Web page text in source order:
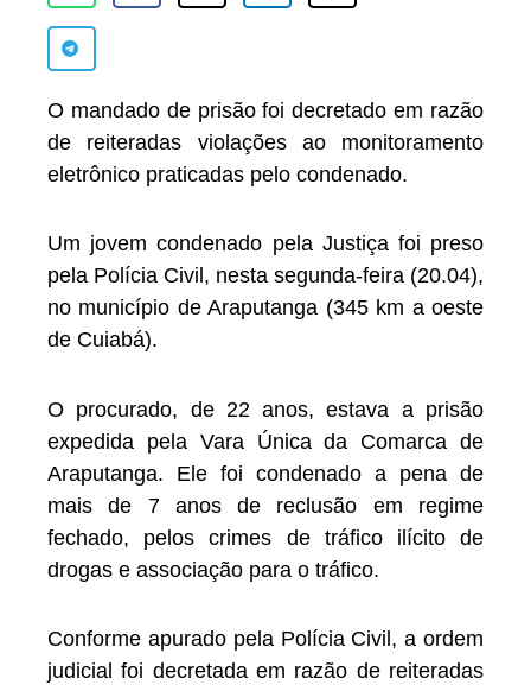
O mandado de prisão foi decretado em razão
de reiteradas violações ao monitoramento
eletrônico praticadas pelo condenado.
Um jovem condenado pela Justiça foi preso
pela Polícia Civil, nesta segunda-feira (20.04),
no município de Araputanga (345 km a oeste
de Cuiabá).
O procurado, de 22 anos, estava a prisão
expedida pela Vara Única da Comarca de
Araputanga. Ele foi condenado a pena de
mais de 7 anos de reclusão em regime
fechado, pelos crimes de tráfico ilícito de
drogas e associação para o tráfico.
Conforme apurado pela Polícia Civil, a ordem
judicial foi decretada em razão de reiteradas